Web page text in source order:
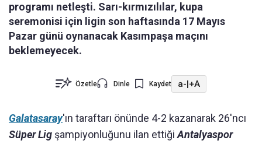
programı netleşti. Sarı-kırmızılılar, kupa
seremonisi için ligin son haftasında 17 Mayıs
Pazar günü oynanacak Kasımpaşa maçını
beklemeyecek.
Özetle Dinle Kaydet a-|+A
Galatasaray'ın taraftarı önünde 4-2 kazanarak 26'ncı
Süper Lig şampiyonluğunu ilan ettiğiAntalyaspor